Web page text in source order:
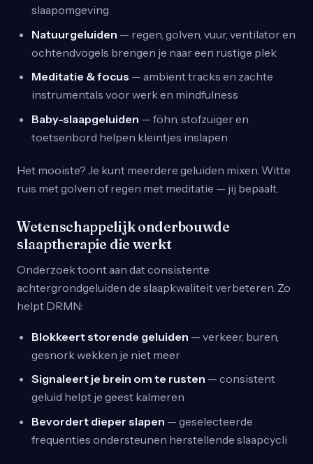
slaapomgeving
Natuurgeluiden — regen, golven, vuur, ventilator en
ochtendvogels brengen je naar een rustige plek
Meditatie & focus — ambient tracks en zachte
instrumentals voor werk en mindfulness
Baby-slaapgeluiden — föhn, stofzuiger en
toetsenbord helpen kleintjes inslapen
Het mooiste? Je kunt meerdere geluiden mixen. Witte
ruis met golven of regen met meditatie — jij bepaalt.
Wetenschappelijk onderbouwde
slaaptherapie die werkt
Onderzoek toont aan dat consistente
achtergrondgeluiden de slaapkwaliteit verbeteren. Zo
helpt DRMN:
Blokkeert storende geluiden — verkeer, buren,
gesnork wekken je niet meer
Signaleert je brein om te rusten — consistent
geluid helpt je geest kalmeren
Bevordert dieper slapen — geselecteerde
frequenties ondersteunen herstellende slaapcycli